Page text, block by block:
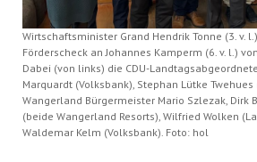
Wirtschaftsminister Grand Hendrik Tonne (3. v.
Förderscheck an Johannes Kamperm (6. v. l.)
Dabei (von links) die CDU-
Marquardt (Volksbank), Stephan Lütke
Wangerland Bürgermeister Mario Szlezak, Dirk
(beide Wangerland Resorts), Wilfried Wolken
Waldemar Kelm (Volksbank). Foto: hol